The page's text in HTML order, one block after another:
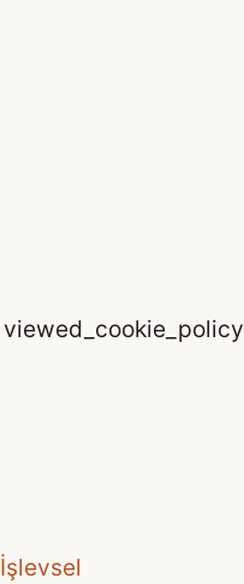
viewed_cookie_policy
İşlevsel